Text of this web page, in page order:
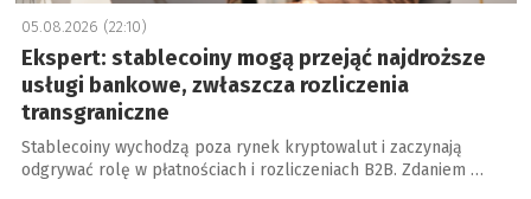
05.08.2026 (22:10)
Ekspert: stablecoiny mogą przejąć najdroższe
usługi bankowe, zwłaszcza rozliczenia
transgraniczne
Stablecoiny wychodzą poza rynek kryptowalut i zaczynają
odgrywać rolę w płatnościach i rozliczeniach B2B. Zdaniem …